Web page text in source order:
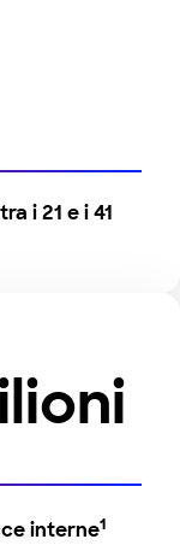
i 21 e i 41
interne1